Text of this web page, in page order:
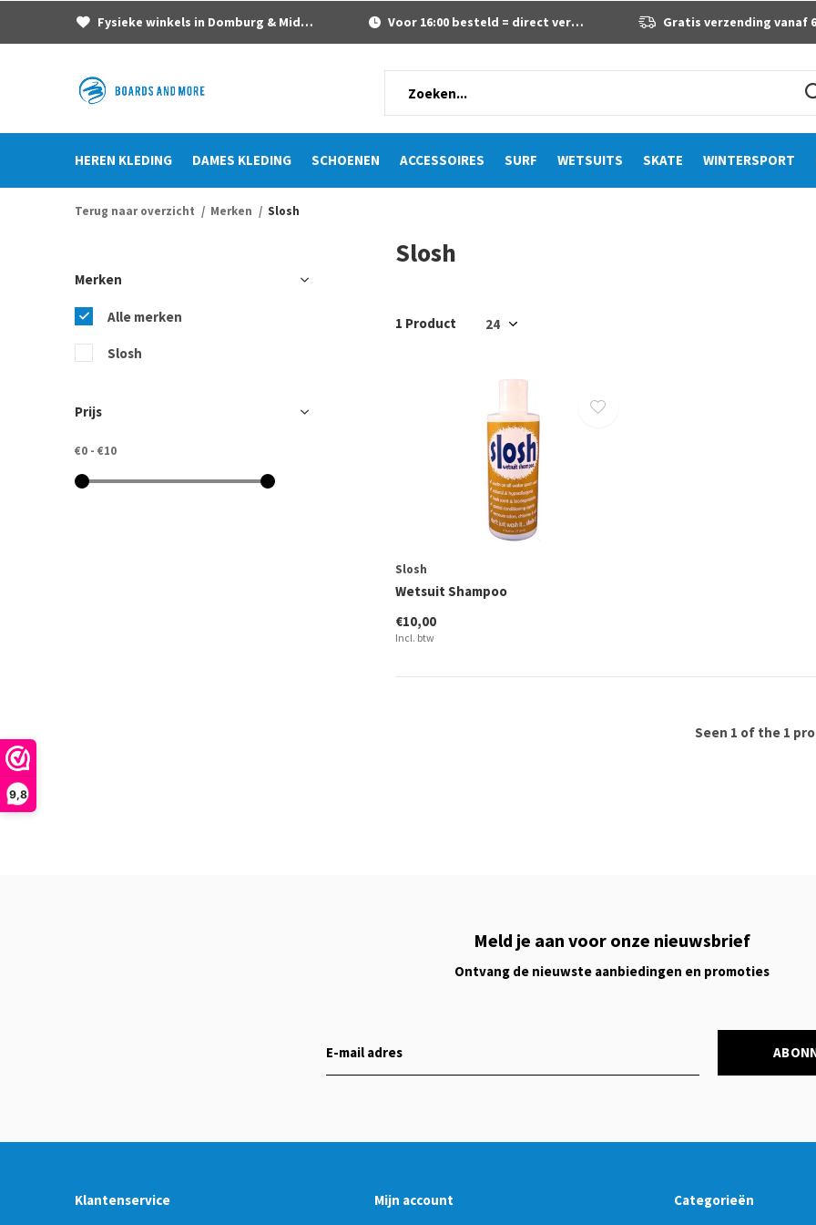
9,8
HEREN KLEDING DAMES KLEDING SCHOENEN ACCESSOIRES SURF WETSUITS SKATE WINTERSPORT
Fysieke winkels in Domburg & Middelburg Voor 16:00 besteld = direct verzonden Gratis verzending vanaf 60 euro
Terug naar overzicht Merken Slosh
Slosh
1 Product
Slosh
Wetsuit Shampoo
€10,00
Incl. btw
Seen 1 of the 1
Merken
Alle merken
Slosh
Prijs
€0 - €10
Meld je aan voor onze nieuwsbrief
Ontvang de nieuwste aanbiedingen en promoties
Klantenservice Mijn account Categorieën